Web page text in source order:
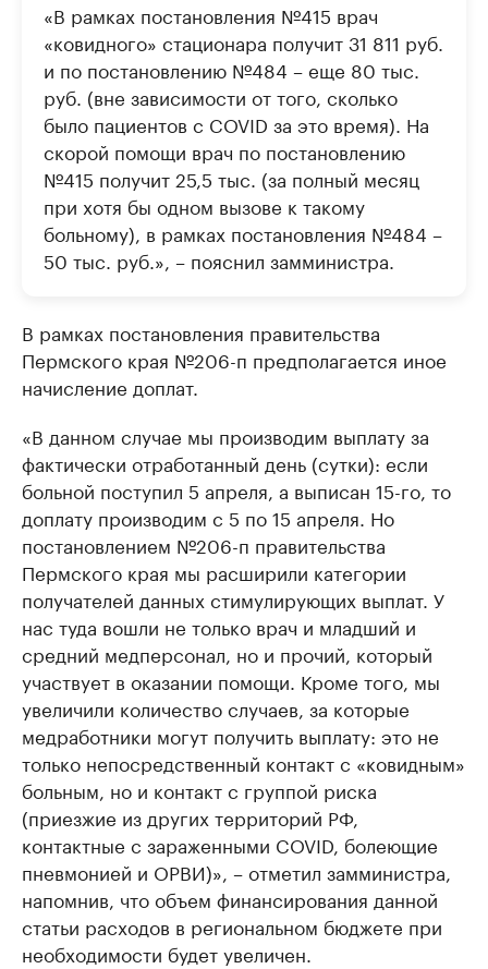
«В рамках постановления №415 врач
«ковидного» стационара получит 31 811 руб.
и по постановлению №484 – еще 80 тыс.
руб. (вне зависимости от того, сколько
было пациентов с COVID за это время). На
скорой помощи врач по постановлению
№415 получит 25,5 тыс. (за полный месяц
при хотя бы одном вызове к такому
больному), в рамках постановления №484 –
50 тыс. руб.», – пояснил замминистра.
В рамках постановления правительства
Пермского края №206-п предполагается иное
начисление доплат.
«В данном случае мы производим выплату за
фактически отработанный день (сутки): если
больной поступил 5 апреля, а выписан 15-го, то
доплату производим с 5 по 15 апреля. Но
постановлением №206-п правительства
Пермского края мы расширили категории
получателей данных стимулирующих выплат. У
нас туда вошли не только врач и младший и
средний медперсонал, но и прочий, который
участвует в оказании помощи. Кроме того, мы
увеличили количество случаев, за которые
медработники могут получить выплату: это не
только непосредственный контакт с «ковидным»
больным, но и контакт с группой риска
(приезжие из других территорий РФ,
контактные с зараженными COVID, болеющие
пневмонией и ОРВИ)», – отметил замминистра,
напомнив, что объем финансирования данной
статьи расходов в региональном бюджете при
необходимости будет увеличен.